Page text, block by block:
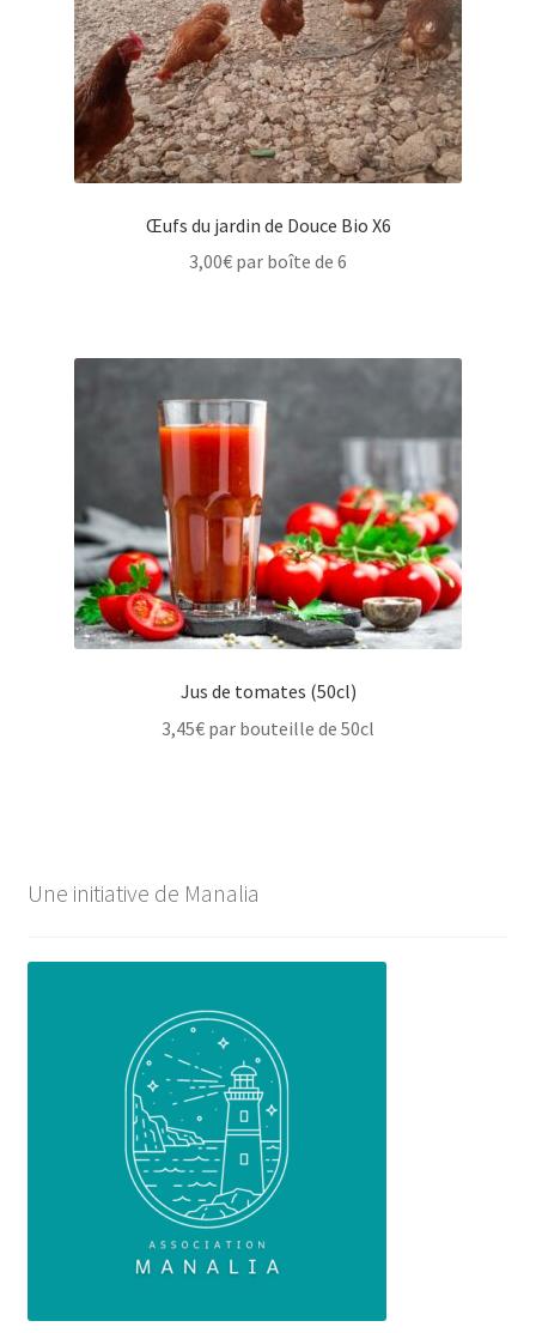
Œufs du jardin de Douce Bio X6
3,00€ par boîte de 6
Jus de tomates (50cl)
3,45€ par bouteille de 50cl
Une initiative de Manalia